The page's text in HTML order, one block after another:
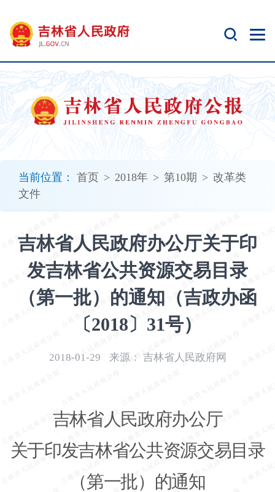
当前位置： 首页 > 2018年 > 第10期 > 改革类
文件
吉林省人民政府办公厅关于印
发吉林省公共资源交易目录
（第一批）的通知（吉政办函
〔2018〕31号）
2018-01-29 来源： 吉林省人民政府网
吉林省人民政府办公厅
关于印发吉林省公共资源交易目录
（第一批）的通知
开
无
障
碍
说
明
加